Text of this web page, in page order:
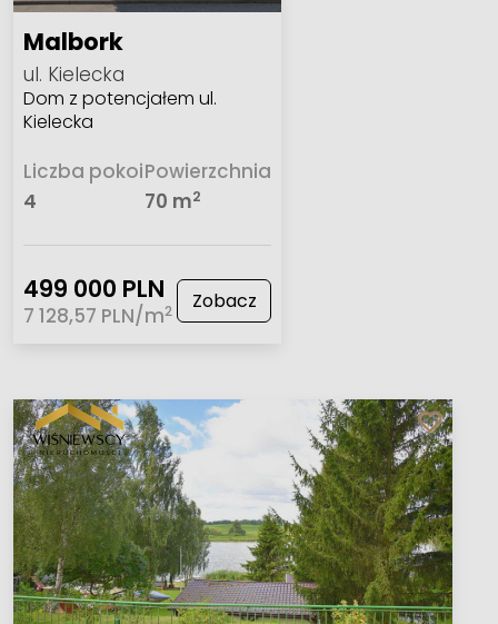
Malbork
ul. Kielecka
Dom z potencjałem ul.
Kielecka
Liczba pokoi
4
Powierzchnia
70 m2
499 000 PLN
7 128,57 PLN/m2 Zobacz